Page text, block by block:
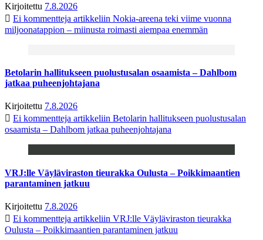
Kirjoitettu 7.8.2026
Ei kommentteja artikkeliin Nokia-areena teki viime vuonna
miljoonatappion – miinusta roimasti aiempaa enemmän
Betolarin hallitukseen puolustusalan osaamista – Dahlbom
jatkaa puheenjohtajana
Kirjoitettu 7.8.2026
Ei kommentteja artikkeliin Betolarin hallitukseen puolustusalan
osaamista – Dahlbom jatkaa puheenjohtajana
VRJ:lle Väyläviraston tieurakka Oulusta – Poikkimaantien
parantaminen jatkuu
Kirjoitettu 7.8.2026
Ei kommentteja artikkeliin VRJ:lle Väyläviraston tieurakka
Oulusta – Poikkimaantien parantaminen jatkuu